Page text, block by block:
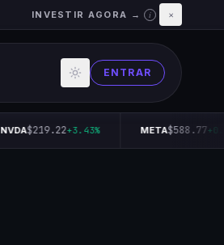
INVESTIR AGORA → i ×
ENTRAR
NVDA$219.22+3.43% META$588.77